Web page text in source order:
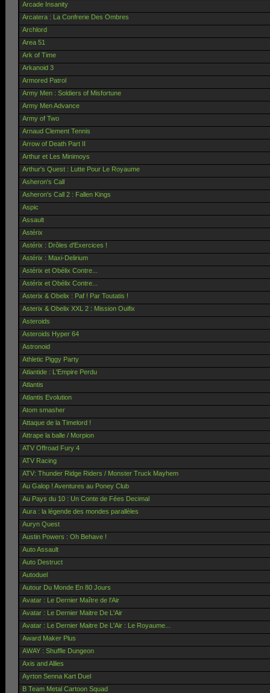
Arcade Insanity
Arcatera : La Confrerie Des Ombres
Archlord
Area 51
Ark of Time
Arkanoid 3
Armored Patrol
Army Men : Soldiers of Misfortune
Army Men Advance
Army of Two
Arnaud Clement Tennis
Arrow of Death Part II
Arthur et Les Minimoys
Arthur's Quest : Lutte Pour Le Royaume
Asheron's Call
Asheron's Call 2 : Fallen Kings
Aspic
Assault
Astérix
Astérix : Drôles d'Exercices !
Astérix : Maxi-Delirium
Astérix et Obélix Contre...
Astérix et Obélix Contre...
Asterix & Obelix : Paf ! Par Toutatis !
Asterix & Obelix XXL 2 : Mission Ouifix
Asteroids
Asteroids Hyper 64
Astronoid
Athletic Piggy Party
Atlantide : L'Empire Perdu
Atlantis
Atlantis Evolution
Atom smasher
Attaque de la Timelord !
Attrape la balle / Morpion
ATV Offroad Fury 4
ATV Racing
ATV: Thunder Ridge Riders / Monster Truck Mayhem
Au Galop ! Aventures au Poney Club
Au Pays du 10 : Un Conte de Fées Decimal
Aura : la légende des mondes parallèles
Auryn Quest
Austin Powers : Oh Behave !
Auto Assault
Auto Destruct
Autoduel
Autour Du Monde En 80 Jours
Avatar : Le Dernier Maître de l'Air
Avatar : Le Dernier Maitre De L'Air
Avatar : Le Dernier Maitre De L'Air : Le Royaume...
Award Maker Plus
AWAY : Shuffle Dungeon
Axis and Allies
Ayrton Senna Kart Duel
B Team Metal Cartoon Squad